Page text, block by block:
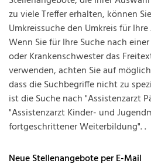
zu viele Treffer erhalten, können
Umkreissuche den Umkreis für
Wenn Sie für Ihre Suche nach
oder Krankenschwester das
verwenden, achten Sie auf
dass die Suchbegriffe nicht zu
ist die Suche nach "Assistenzarzt
"Assistenzarzt Kinder- und
fortgeschrittener Weiterbildung". .
Neue Stellenangebote per E-Mail